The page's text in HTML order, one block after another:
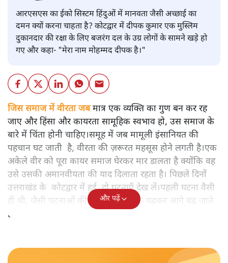
आरएसएस का ईको सिस्टम हिंदुओं में मानवता जैसी अच्छाई का
दमन क्यों करना चाहता है? कोटद्वार में दीपक कुमार एक मुस्लिम
दुकानदार की रक्षा के लिए बजरंग दल के उग्र लोगों के सामने खड़े हो
गए और कहा- "मेरा नाम मोहम्मद दीपक है।"
जिस समाज में वीरता जबमात्र एक व्यक्ति का गुण बन कर रह
जाए और हिंसा और कायरता सामूहिक स्वभाव हो, उस समाज के
बारे में चिंता होनी चाहिए।समूह में जब मामूली इंसानियत की
पहचान घट जाती है, वीरता की ज़रूरत महसूस होने लगती है।एक
अकेले वीर को पूरा कायर समाज घेरकर मार डालता है क्योंकि वह
उसे उसकी अमानवीयता की याद दिलाता रहता है। पिछले दिनों
उत्तराखंड के कोटद्वार में हुई दो घटनाएँ देख लें।पहली घटना वैसी
ही थी, जैसी घटनाओं की खबर हम रोज़ाना पढ़कर आगे बढ़ जाते
हैं।भारत के तक़रीबन हर हिस्से से ऐसी खबर आती ही रहती है।
और पढ़ें